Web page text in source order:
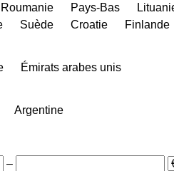
Roumanie Pays-Bas
Suède Croatie
Finlande
Émirats arabes unis
Argentine
–